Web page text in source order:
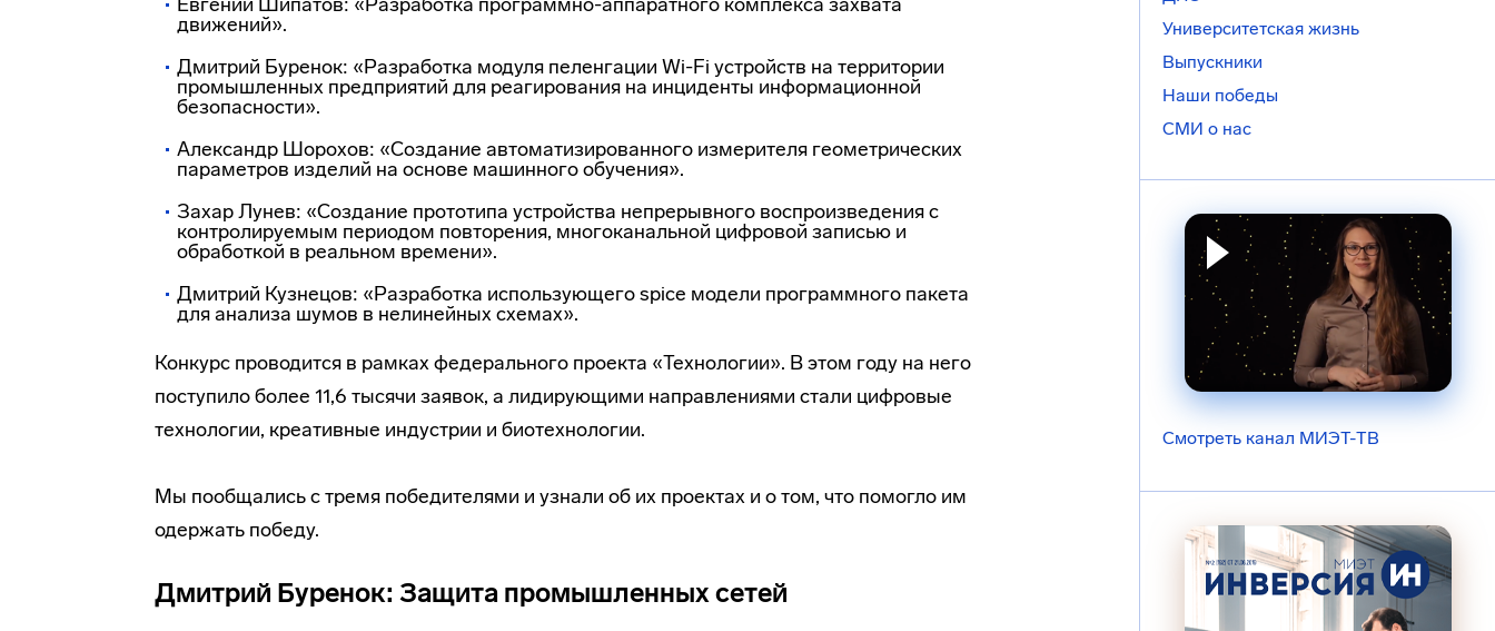
движений».
Дмитрий Буренок: «Разработка модуля пеленгации Wi-Fi устройств на территории
промышленных предприятий для реагирования на инциденты информационной
безопасности».
Александр Шорохов: «Создание автоматизированного измерителя геометрических
параметров изделий на основе машинного обучения».
Захар Лунев: «Создание прототипа устройства непрерывного воспроизведения с
контролируемым периодом повторения, многоканальной цифровой записью и
обработкой в реальном времени».
Дмитрий Кузнецов: «Разработка использующего spice модели программного пакета
для анализа шумов в нелинейных схемах».
Конкурс проводится в рамках федерального проекта «Технологии». В этом году на него
поступило более 11,6 тысячи заявок, а лидирующими направлениями стали цифровые
технологии, креативные индустрии и биотехнологии.
Мы пообщались с тремя победителями и узнали об их проектах и о том, что помогло им
одержать победу.
Дмитрий Буренок: Защита промышленных сетей
Университетская жизнь
Выпускники
Наши победы
СМИ о нас
Смотреть канал МИЭТ-ТВ